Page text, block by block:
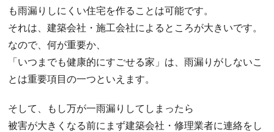
も雨漏りしにくい住宅を作ることは可能です。
それは、建築会社・施工会社によるところが大きいです。
なので、何が重要か、
「いつまでも健康的にすごせる家」は、雨漏りがしないこ
とは重要項目の一つといえます。
そして、もし万が一雨漏りしてしまったら
被害が大きくなる前にまず建築会社・修理業者に連絡をし